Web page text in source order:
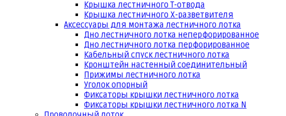
Крышка лестничного Т-отвода
Крышка лестничного Х-разветвителя
Аксессуары для монтажа лестничного лотка
Дно лестничного лотка неперфорированное
Дно лестничного лотка перфорированное
Кабельный спуск лестничного лотка
Кронштейн настенный соединительный
Прижимы лестничного лотка
Уголок опорный
Фиксаторы крышки лестничного лотка
Фиксаторы крышки лестничного лотка N